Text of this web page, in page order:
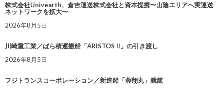
株式会社Univearth、倉吉運送株式会社と資本提携〜山陰エリアへ実運送
ネットワークを拡大〜
2026年8月5日
川崎重工業／ばら積運搬船「ARISTOS II」の引き渡し
2026年8月5日
フジトランスコーポレーション／新造船「蓉翔丸」就航